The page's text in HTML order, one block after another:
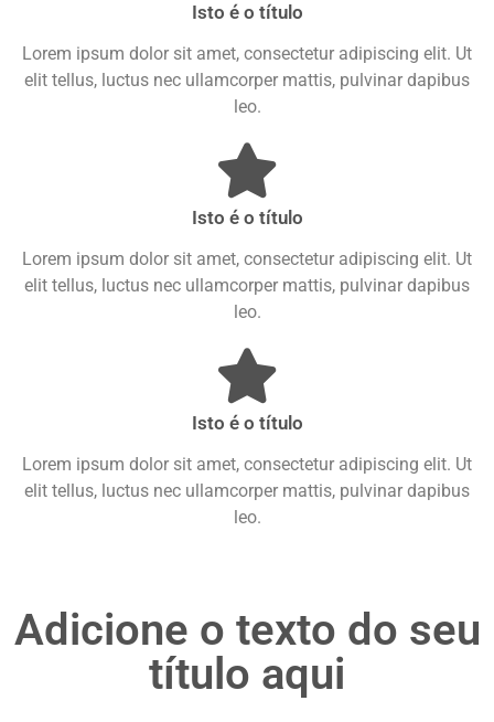
Isto é o título
Lorem ipsum dolor sit amet, consectetur adipiscing elit. Ut
elit tellus, luctus nec ullamcorper mattis, pulvinar dapibus
leo.
Isto é o título
Lorem ipsum dolor sit amet, consectetur adipiscing elit. Ut
elit tellus, luctus nec ullamcorper mattis, pulvinar dapibus
leo.
Isto é o título
Lorem ipsum dolor sit amet, consectetur adipiscing elit. Ut
elit tellus, luctus nec ullamcorper mattis, pulvinar dapibus
leo.
Adicione o texto do seu
título aqui